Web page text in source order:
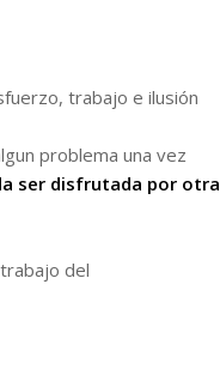
trabajo e ilusión
problema una vez
ser disfrutada por otra
del